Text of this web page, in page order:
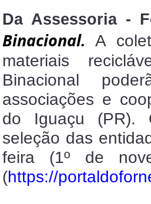
Da Assessoria -
Binacional.
A
materiais
Binacional
associações e
do Iguaçu (PR).
seleção das
feira (1º de
(https://